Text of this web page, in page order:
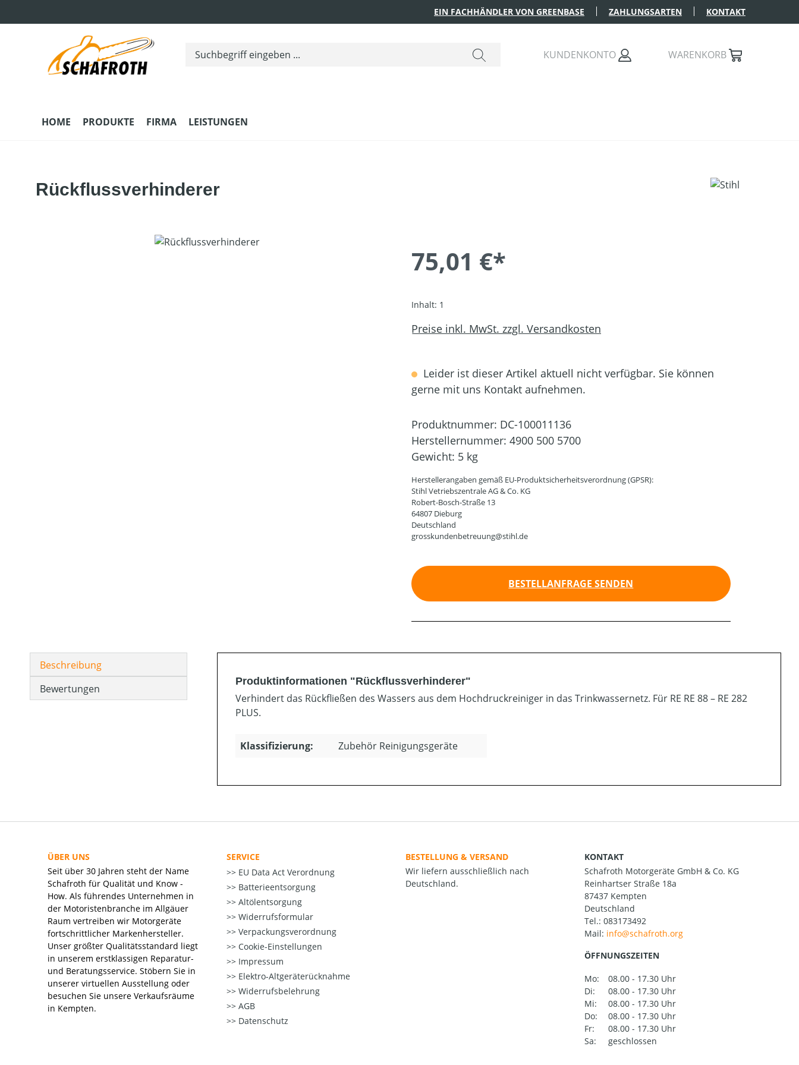
EIN FACHHÄNDLER VON GREENBASE ZAHLUNGSARTEN KONTAKT
KUNDENKONTO WARENKORB
HOME PRODUKTE FIRMA LEISTUNGEN
Rückflussverhinderer
75,01 €*
Inhalt: 1
Preise inkl. MwSt. zzgl. Versandkosten
Leider ist dieser Artikel aktuell nicht verfügbar. Sie können
gerne mit uns Kontakt aufnehmen.
Produktnummer: DC-100011136
Herstellernummer: 4900 500 5700
Gewicht: 5 kg
Herstellerangaben gemäß EU-Produktsicherheitsverordnung (GPSR):
Stihl Vetriebszentrale AG & Co. KG
Robert-Bosch-Straße 13
64807 Dieburg
Deutschland
grosskundenbetreuung@stihl.de
BESTELLANFRAGE SENDEN
Beschreibung
Bewertungen
Produktinformationen "Rückflussverhinderer"
Verhindert das Rückfließen des Wassers aus dem Hochdruckreiniger in das Trinkwassernetz. Für RE RE 88 – RE 282
PLUS.
Klassifizierung: Zubehör Reinigungsgeräte
ÜBER UNS
Seit über 30 Jahren steht der Name
Schafroth für Qualität und Know -
How. Als führendes Unternehmen in
der Motoristenbranche im Allgäuer
Raum vertreiben wir Motorgeräte
fortschrittlicher Markenhersteller.
Unser größter Qualitätsstandard liegt
in unserem erstklassigen Reparatur-
und Beratungsservice. Stöbern Sie in
unserer virtuellen Ausstellung oder
besuchen Sie unsere Verkaufsräume
in Kempten.
SERVICE
EU Data Act Verordnung
Batterieentsorgung
Altölentsorgung
Widerrufsformular
Verpackungsverordnung
Cookie-Einstellungen
Impressum
Elektro-Altgeräterücknahme
Widerrufsbelehrung
AGB
Datenschutz
BESTELLUNG & VERSAND
Wir liefern ausschließlich nach
Deutschland.
KONTAKT
Schafroth Motorgeräte GmbH & Co. KG
Reinhartser Straße 18a
87437 Kempten
Deutschland
Tel.: 083173492
Mail:
ÖFFNUNGSZEITEN
Mo:
08.00 - 17.30 Uhr
Di:
08.00 - 17.30 Uhr
Mi:
08.00 - 17.30 Uhr
Do:
08.00 - 17.30 Uhr
Fr:
08.00 - 17.30 Uhr
Sa:
geschlossen